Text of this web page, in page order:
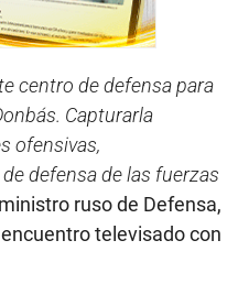
centro de defensa para
Capturarla
ofensivas,
defensa de las fuerzas
ruso de Defensa,
televisado con